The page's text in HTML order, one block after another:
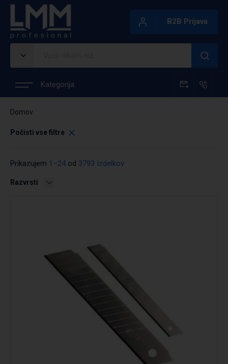
B2B Prijava
Kategorija
Domov
Počisti vse filtre
Prikazujem 1–24od 3793 Izdelkov
Razvrsti